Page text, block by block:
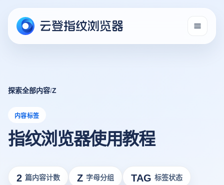
探索全部内容/Z
内容标签
指纹浏览器使用教程
2 篇内容计数 Z 字母分组 TAG 标签状态